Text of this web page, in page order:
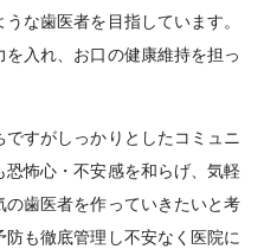
な歯医者を目指しています。
入れ、お口の健康維持を担っ
すがしっかりとしたコミュニ
怖心・不安感を和らげ、気軽
歯医者を作っていきたいと考
も徹底管理し不安なく医院に